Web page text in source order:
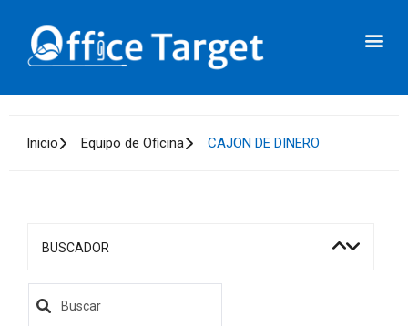
Inicio Equipo de Oficina CAJON DE DINERO
BUSCADOR